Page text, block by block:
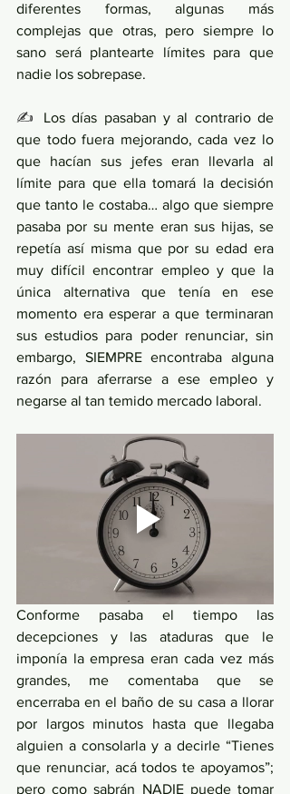
diferentes formas, algunas más
complejas que otras, pero siempre lo
sano será plantearte límites para que
nadie los sobrepase.
✍ Los días pasaban y al contrario de
que todo fuera mejorando, cada vez lo
que hacían sus jefes eran llevarla al
límite para que ella tomará la decisión
que tanto le costaba… algo que siempre
pasaba por su mente eran sus hijas, se
repetía así misma que por su edad era
muy difícil encontrar empleo y que la
única alternativa que tenía en ese
momento era esperar a que terminaran
sus estudios para poder renunciar, sin
embargo, SIEMPRE encontraba alguna
razón para aferrarse a ese empleo y
negarse al tan temido mercado laboral.
Conforme pasaba el tiempo las
decepciones y las ataduras que le
imponía la empresa eran cada vez más
grandes, me comentaba que se
encerraba en el baño de su casa a llorar
por largos minutos hasta que llegaba
alguien a consolarla y a decirle “Tienes
que renunciar, acá todos te apoyamos”;
pero como sabrán NADIE puede tomar